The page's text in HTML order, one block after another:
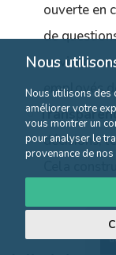
Nous
Nous utilisons des
améliorer votre
vous montrer un
pour analyser le
provenance de
ouverte en
de
employés
décisions,
les valeurs